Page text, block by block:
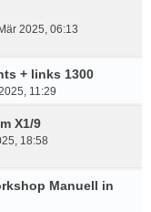
2025, 06:13
+ links 1300
11:29
X1/9
18:58
Manuell in